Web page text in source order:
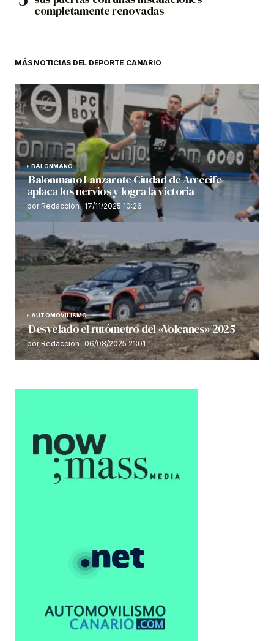
completamente renovadas
MÁS NOTICIAS DEL DEPORTE CANARIO
BALONMANO
Balonmano Lanzarote Ciudad de Arrecife
aplaca los nervios y logra la victoria
por Redacción 17/11/2025 10:26
AUTOMOVILISMO
Desvelado el rutómetro del «Volcanes» 2025
por Redacción 06/08/2025 21:01